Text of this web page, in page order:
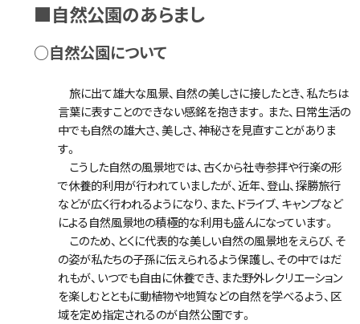
■自然公園のあらまし
○自然公園について
旅に出て雄大な風景、自然の美しさに接したとき、私たちは
言葉に表すことのできない感銘を抱きます。また、日常生活の
中でも自然の雄大さ、美しさ、神秘さを見直すことがありま
す。
こうした自然の風景地では、古くから社寺参拝や行楽の形
で休養的利用が行われていましたが、近年、登山、探勝旅行
などが広く行われるようになり、また、ドライブ、キャンプなど
による自然風景地の積極的な利用も盛んになっています。
このため、とくに代表的な美しい自然の風景地をえらび、そ
の姿が私たちの子孫に伝えられるよう保護し、その中ではだ
れもが、いつでも自由に休養でき、また野外レクリエーション
を楽しむとともに動植物や地質などの自然を学べるよう、区
域を定め指定されるのが自然公園です。